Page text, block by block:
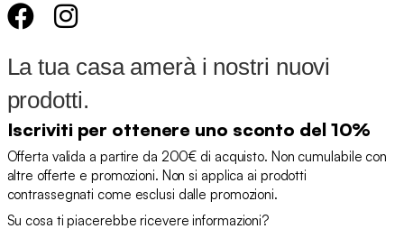
La tua casa amerà i nostri nuovi
prodotti.
Iscriviti per ottenere uno sconto del 10%
Offerta valida a partire da 200€ di acquisto. Non cumulabile con
altre offerte e promozioni. Non si applica ai prodotti
contrassegnati come esclusi dalle promozioni.
Su cosa ti piacerebbe ricevere informazioni?